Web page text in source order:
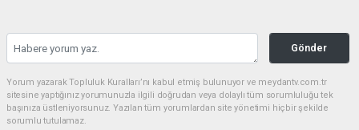
Gönder
Yorum yazarak Topluluk Kuralları’nı kabul etmiş bulunuyor ve meydantv.com.tr
sitesine yaptığınız yorumunuzla ilgili doğrudan veya dolaylı tüm sorumluluğu tek
başınıza üstleniyorsunuz. Yazılan tüm yorumlardan site yönetimi hiçbir şekilde
sorumlu tutulamaz.